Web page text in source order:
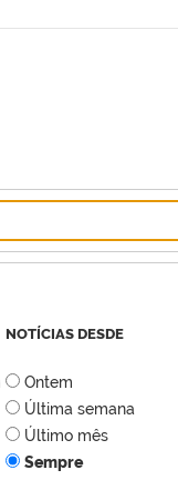
NOTÍCIAS DESDE
Ontem
Última semana
Último mês
Sempre